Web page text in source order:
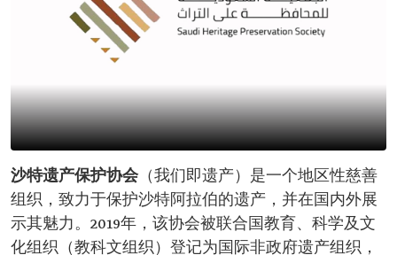
沙特遗产保护协会（我们即遗产）是一个地区性慈善
组织，致力于保护沙特阿拉伯的遗产，并在国内外展
示其魅力。2019年，该协会被联合国教育、科学及文
化组织（教科文组织）登记为国际非政府遗产组织，